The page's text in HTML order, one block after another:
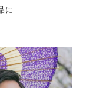
に